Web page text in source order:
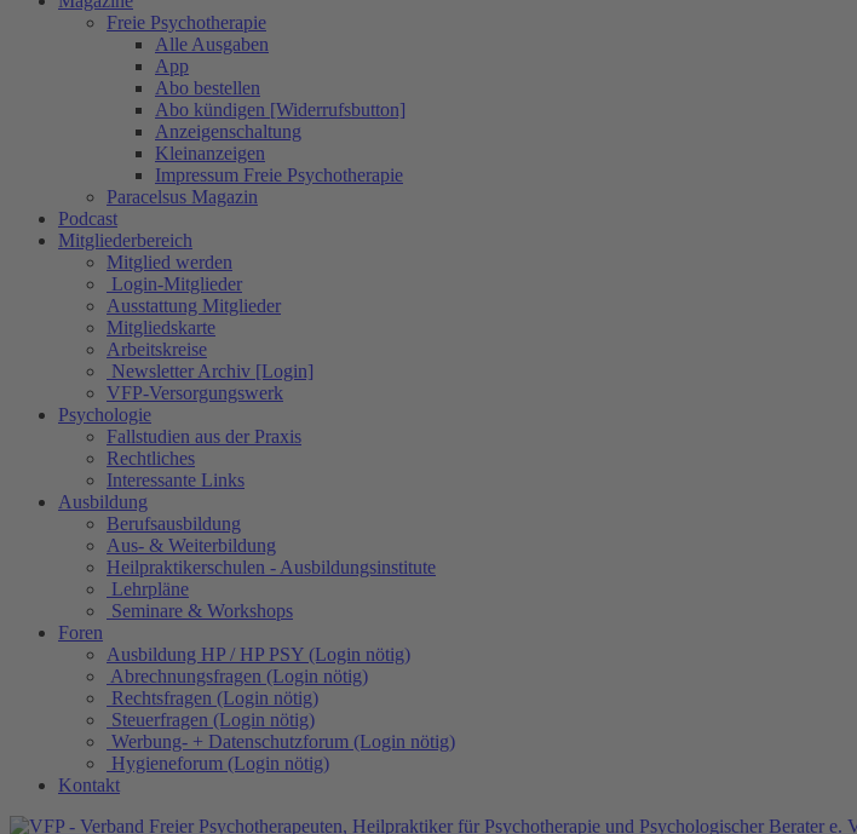
Freie Psychotherapie
Alle Ausgaben
App
Abo bestellen
Abo kündigen [Widerrufsbutton]
Anzeigenschaltung
Kleinanzeigen
Impressum Freie Psychotherapie
Paracelsus Magazin
Podcast
Mitgliederbereich
Mitglied werden
Login-Mitglieder
Ausstattung Mitglieder
Mitgliedskarte
Arbeitskreise
Newsletter Archiv [Login]
VFP-Versorgungswerk
Psychologie
Fallstudien aus der Praxis
Rechtliches
Interessante Links
Ausbildung
Berufsausbildung
Aus- & Weiterbildung
Heilpraktikerschulen - Ausbildungsinstitute
Lehrpläne
Seminare & Workshops
Foren
Ausbildung HP / HP PSY (Login nötig)
Abrechnungsfragen (Login nötig)
Rechtsfragen (Login nötig)
Steuerfragen (Login nötig)
Werbung- + Datenschutzforum (Login nötig)
Hygieneforum (Login nötig)
Kontakt